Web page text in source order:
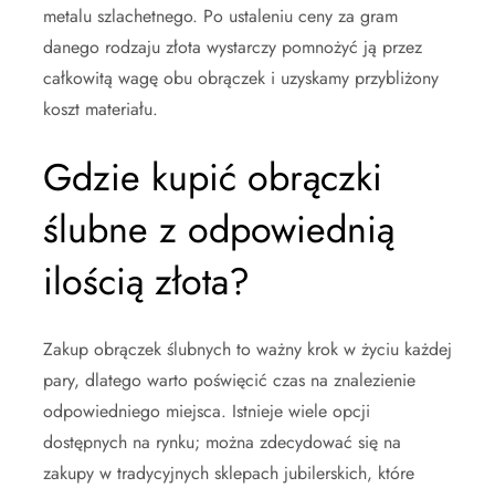
metalu szlachetnego. Po ustaleniu ceny za gram
danego rodzaju złota wystarczy pomnożyć ją przez
całkowitą wagę obu obrączek i uzyskamy przybliżony
koszt materiału.
Gdzie kupić obrączki
ślubne z odpowiednią
ilością złota?
Zakup obrączek ślubnych to ważny krok w życiu każdej
pary, dlatego warto poświęcić czas na znalezienie
odpowiedniego miejsca. Istnieje wiele opcji
dostępnych na rynku; można zdecydować się na
zakupy w tradycyjnych sklepach jubilerskich, które